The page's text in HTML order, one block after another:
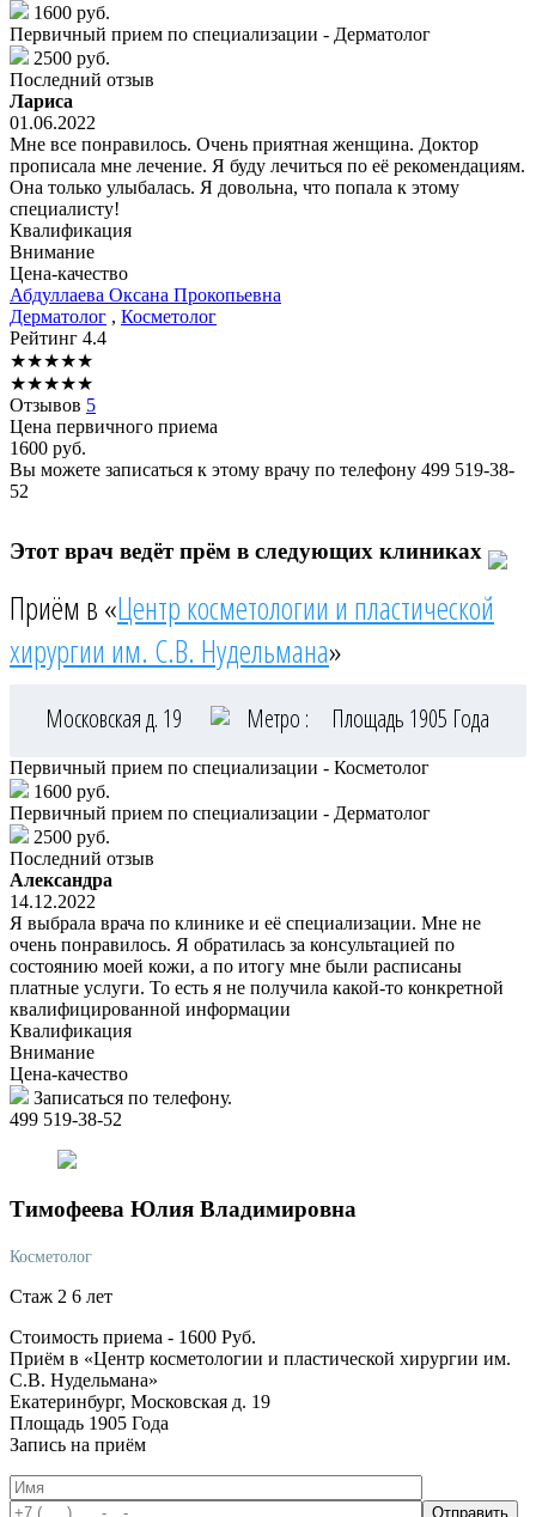
1600 руб.
Первичный прием по специализации - Дерматолог
2500 руб.
Последний отзыв
Лариса
01.06.2022
Мне все понравилось. Очень приятная женщина. Доктор
прописала мне лечение. Я буду лечиться по её рекомендациям.
Она только улыбалась. Я довольна, что попала к этому
специалисту!
Квалификация
Внимание
Цена-качество
Абдуллаева Оксана Прокопьевна
Дерматолог , Косметолог
Рейтинг 4.4
★★★★★
★★★★★
Отзывов 5
Цена первичного приема
1600 руб.
Вы можете записаться к этому врачу по телефону 499 519-38-
52
Этот врач ведёт прём в следующих клиниках
Приём в «Центр косметологии и пластической
хирургии им. С.В. Нудельмана»
Московская д. 19 Метро : Площадь 1905 Года
Первичный прием по специализации - Косметолог
1600 руб.
Первичный прием по специализации - Дерматолог
2500 руб.
Последний отзыв
Александра
14.12.2022
Я выбрала врача по клинике и её специализации. Мне не
очень понравилось. Я обратилась за консультацией по
состоянию моей кожи, а по итогу мне были расписаны
платные услуги. То есть я не получила какой-то конкретной
квалифицированной информации
Квалификация
Внимание
Цена-качество
Записаться по телефону.
499 519-38-52
Тимофеева Юлия Владимировна
Косметолог
Стаж 2 6 лет
Стоимость приема - 1600 Руб.
Приём в «Центр косметологии и пластической хирургии им.
С.В. Нудельмана»
Екатеринбург, Московская д. 19
Площадь 1905 Года
Запись на приём